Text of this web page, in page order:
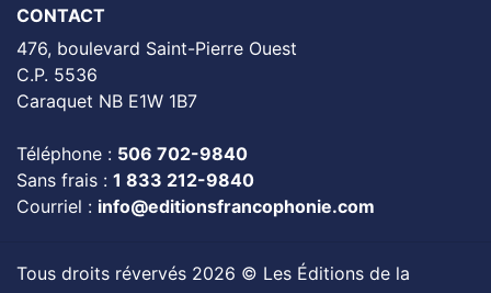
CONTACT
476, boulevard Saint-Pierre Ouest
C.P. 5536
Caraquet NB E1W 1B7
Téléphone : 506 702-9840
Sans frais : 1 833 212-9840
Courriel : info@editionsfrancophonie.com
Tous droits révervés 2026 © Les Éditions de la